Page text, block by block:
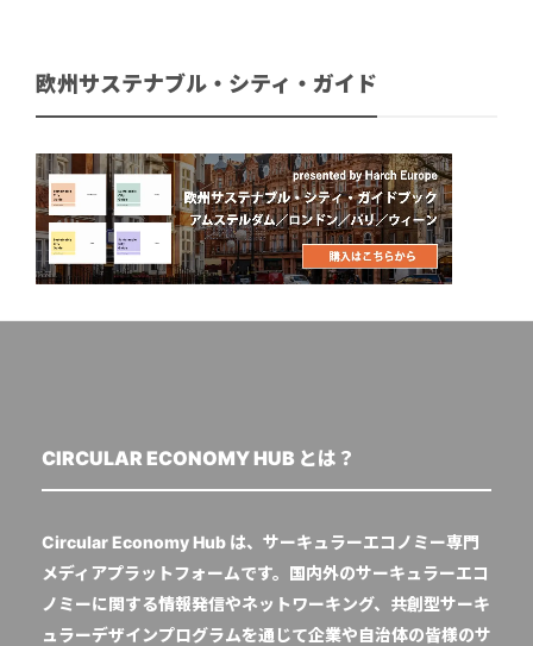
欧州サステナブル・シティ・ガイド
CIRCULAR ECONOMY HUB とは？
Circular Economy Hub は、サーキュラーエコノミー専門
メディアプラットフォームです。国内外のサーキュラーエコ
ノミーに関する情報発信やネットワーキング、共創型サーキ
ュラーデザインプログラムを通じて企業や自治体の皆様のサ